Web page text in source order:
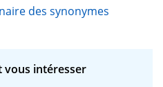
des synonymes
vous intéresser